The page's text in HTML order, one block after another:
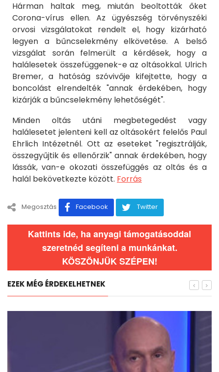
Hárman haltak meg, miután beoltották őket
Corona-vírus ellen. Az ügyészség törvényszéki
orvosi vizsgálatokat rendelt el, hogy kizárható
legyen a bűncselekmény elkövetése. A belső
vizsgálat során felmerült a kérdések, hogy a
halálesetek összefüggenek-e az oltásokkal. Ulrich
Bremer, a hatóság szóvivője kifejtette, hogy a
boncolást elrendelték "annak érdekében, hogy
kizárják a bűncselekmény lehetőségét".
Minden oltás utáni megbetegedést vagy
halálesetet jelenteni kell az oltásokért felelős Paul
Ehrlich Intézetnél. Ott az eseteket "regisztrálják,
összegyűjtik és ellenőrzik" annak érdekében, hogy
lássák, van-e okozati összefüggés az oltás és a
halál bekövetkezte között. Forrás
Megosztás Facebook Twitter
Kattints ide, ha anyagi támogatásoddal
szeretnéd segíteni a munkánkat.
KÖSZÖNJÜK SZÉPEN!
EZEK MÉG ÉRDEKELHETNEK